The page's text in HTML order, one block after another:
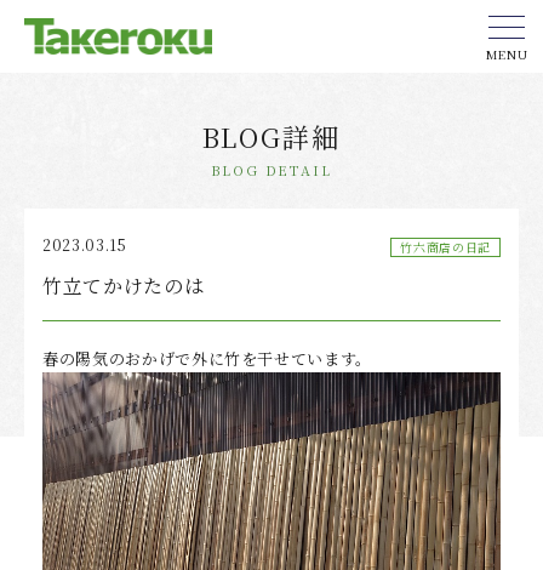
MENU
BLOG詳細
BLOG DETAIL
2023.03.15 竹六商店の日記
竹立てかけたのは
春の陽気のおかげで外に竹を干せています。